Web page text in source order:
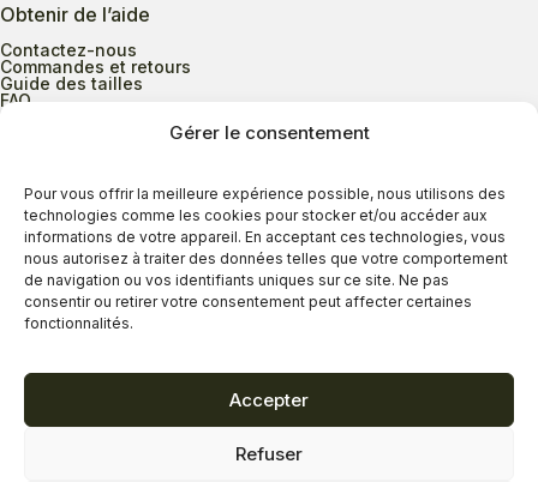
Gérer le consentement
Pour vous offrir la meilleure expérience possible, nous utilisons des
technologies comme les cookies pour stocker et/ou accéder aux
informations de votre appareil. En acceptant ces technologies, vous
nous autorisez à traiter des données telles que votre comportement
de navigation ou vos identifiants uniques sur ce site. Ne pas
consentir ou retirer votre consentement peut affecter certaines
fonctionnalités.
Accepter
Refuser
Obtenir de l’aide
Contactez-nous
Commandes et retours
Guide des tailles
FAQ
Heures d’ouverture
Lundi au mercredi
9h00 à 17h30
Jeudi
9h00 à 20h00
Vendredi
9h00 à 18h00
Dimanche
11h00 à 16h30